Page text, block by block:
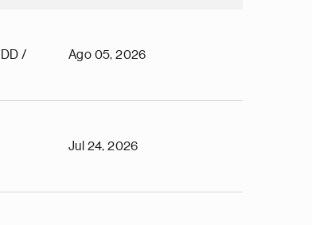
/
Ago 05, 2026
Jul 24, 2026